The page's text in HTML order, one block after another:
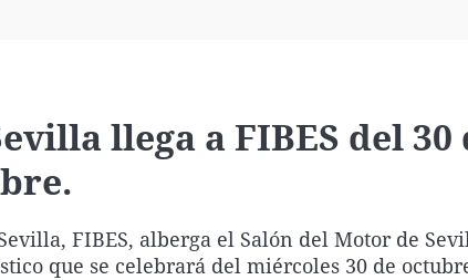
llega a FIBES del 30
FIBES, alberga el Salón del Motor de
que se celebrará del miércoles 30 de